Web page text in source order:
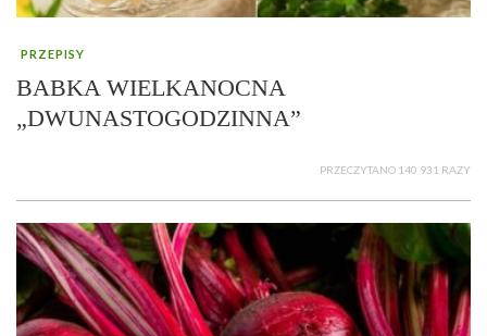
PRZEPISY
BABKA WIELKANOCNA
„DWUNASTOGODZINNA”
PRZECZYTANO 140 931 RAZY